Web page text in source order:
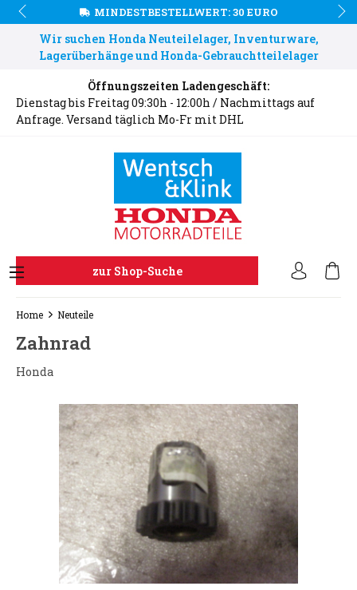
MINDESTBESTELLWERT: 30 EURO
Wir suchen Honda Neuteilelager, Inventurware,
Lagerüberhänge und Honda-Gebrauchtteilelager
Öffnungszeiten Ladengeschäft:
Dienstag bis Freitag 09:30h - 12:00h / Nachmittags auf
Anfrage. Versand täglich Mo-Fr mit DHL
zur Shop-Suche
Home Neuteile
Zahnrad
Honda